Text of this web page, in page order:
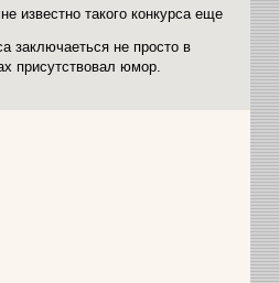
известно такого конкурса еще
заключаеться не просто в
присутствовал юмор.